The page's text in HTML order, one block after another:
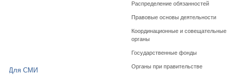
Распределение обязанностей
Правовые основы деятельности
Координационные и совещательные
органы
Государственные фонды
Органы при правительстве
Для СМИ